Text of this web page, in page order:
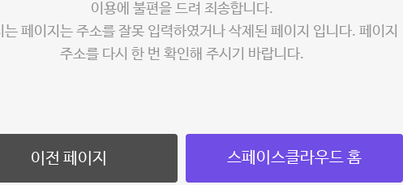
이용에 불편을 드려 죄송합니다.
는 페이지는 주소를 잘못 입력하였거나 삭제된 페이지 입니다. 페이지
주소를 다시 한 번 확인해 주시기 바랍니다.
이전 페이지 스페이스클라우드 홈